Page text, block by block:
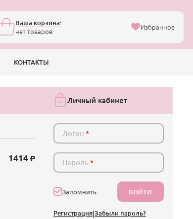
Ваша корзина:
нет товаров
Избранное
КОНТАКТЫ
1414
Личный кабинет
Логин*
Пароль*
Запомнить ВОЙТИ
Регистрация|Забыли пароль?